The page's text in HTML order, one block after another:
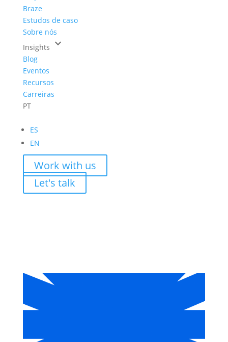
Braze
Estudos de caso
Sobre nós
Insights keyboard_arrow_down
Blog
Eventos
Recursos
Carreiras
PT
ES
EN
Work with us
Let's talk